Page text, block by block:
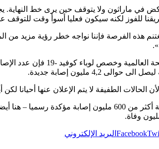
ماراثون ولا يتوقف حين يرى خط النهاية.
للفوز لكنه سيكون فعليا أسوأ وقت
نغتنم هذه الفرصة فإننا نواجه خطر رؤية مزيد
الحالات الطفيفة لا يتم الإعلان عنها
في 4 سبتمبر، أحصت منظمة الصحة العالمية أكثر من 600
Facebook البريد الإلكتروني